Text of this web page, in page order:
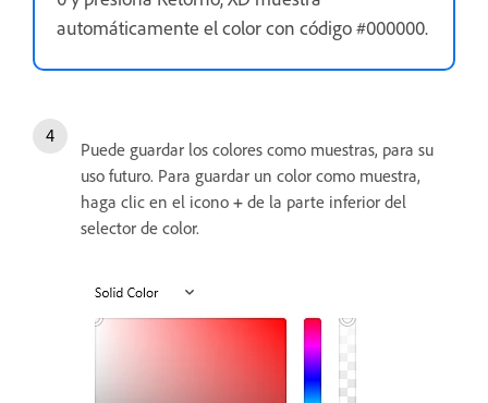
automáticamente el color con código #000000.
Puede guardar los colores como muestras, para su
uso futuro. Para guardar un color como muestra,
haga clic en el icono + de la parte inferior del
selector de color.